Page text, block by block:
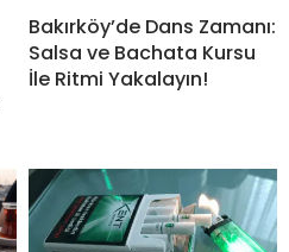
Bakırköy’de Dans Zamanı:
Salsa ve Bachata Kursu
İle Ritmi Yakalayın!